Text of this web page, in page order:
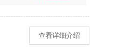
查看详细介绍